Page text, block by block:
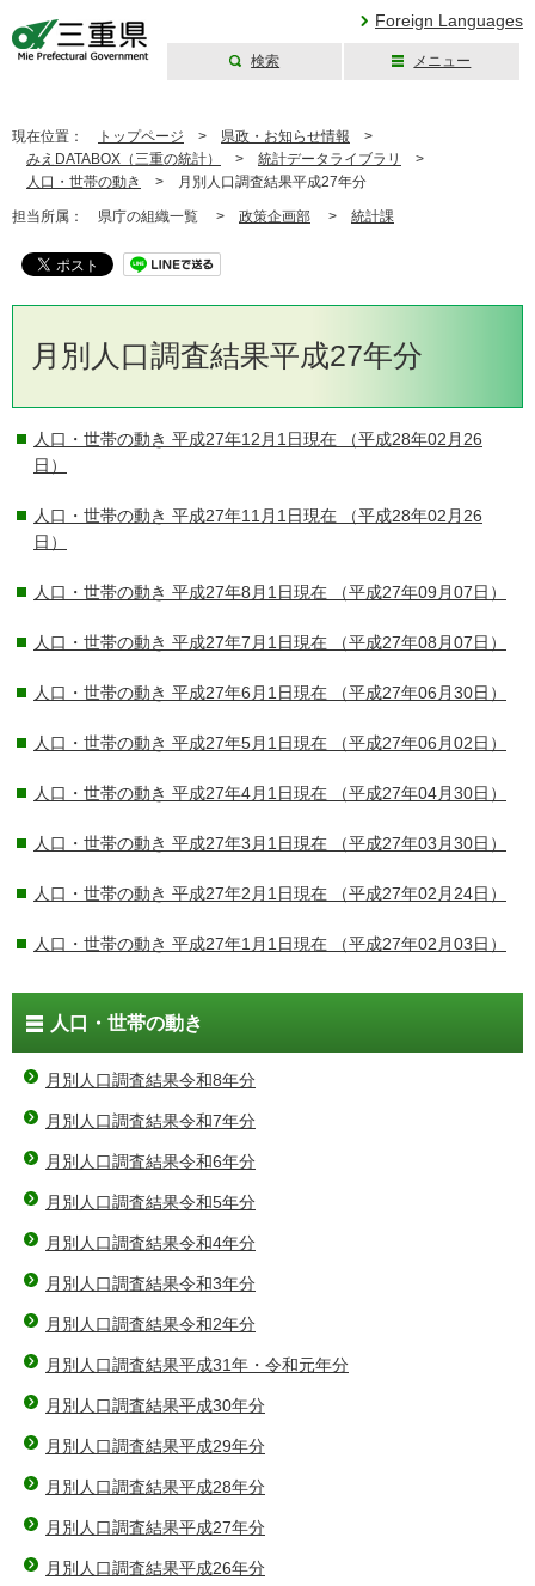
Foreign Languages
検索 メニュー
現在位置： トップページ > 県政・お知らせ情報 >
みえDATABOX（三重の統計）
> 統計データライブラリ
>
人口・世帯の動き
> 月別人口調査結果平成27年分
担当所属： 県庁の組織一覧 > 政策企画部 > 統計課
月別人口調査結果平成27年分
人口・世帯の動き 平成27年12月1日現在 （平成28年02月26
日）
人口・世帯の動き 平成27年11月1日現在 （平成28年02月26
日）
人口・世帯の動き 平成27年8月1日現在 （平成27年09月07日）
人口・世帯の動き 平成27年7月1日現在 （平成27年08月07日）
人口・世帯の動き 平成27年6月1日現在 （平成27年06月30日）
人口・世帯の動き 平成27年5月1日現在 （平成27年06月02日）
人口・世帯の動き 平成27年4月1日現在 （平成27年04月30日）
人口・世帯の動き 平成27年3月1日現在 （平成27年03月30日）
人口・世帯の動き 平成27年2月1日現在 （平成27年02月24日）
人口・世帯の動き 平成27年1月1日現在 （平成27年02月03日）
人口・世帯の動き
月別人口調査結果令和8年分
月別人口調査結果令和7年分
月別人口調査結果令和6年分
月別人口調査結果令和5年分
月別人口調査結果令和4年分
月別人口調査結果令和3年分
月別人口調査結果令和2年分
月別人口調査結果平成31年・令和元年分
月別人口調査結果平成30年分
月別人口調査結果平成29年分
月別人口調査結果平成28年分
月別人口調査結果平成27年分
月別人口調査結果平成26年分